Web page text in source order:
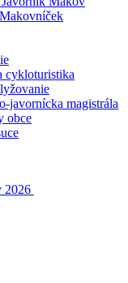
cykloturistika
javornícka magistrála
obce
2026